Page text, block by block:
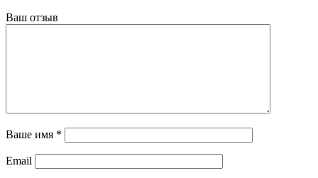
Ваш отзыв
Ваше имя *
Email